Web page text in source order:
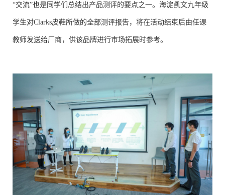
“交流”也是同学们总结出产品测评的要点之一。海淀凯文九年级
学生对Clarks皮鞋所做的全部测评报告，将在活动结束后由任课
教师发送给厂商，供该品牌进行市场拓展时参考。